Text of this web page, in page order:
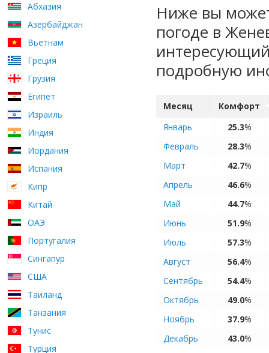
Абхазия
Азербайджан
Вьетнам
Греция
Грузия
Египет
Израиль
Индия
Иордания
Испания
Кипр
Китай
ОАЭ
Португалия
Сингапур
США
Таиланд
Танзания
Тунис
Турция
Ниже вы
погоде в
подробную
Месяц
Комфорт
Январь
25.3%
Февраль
28.3%
Март
42.7%
Апрель
46.6%
Май
44.7%
Июнь
51.9%
Июль
57.3%
Август
56.4%
Сентябрь
54.4%
Октябрь
49.0%
Ноябрь
37.9%
Декабрь
43.0%